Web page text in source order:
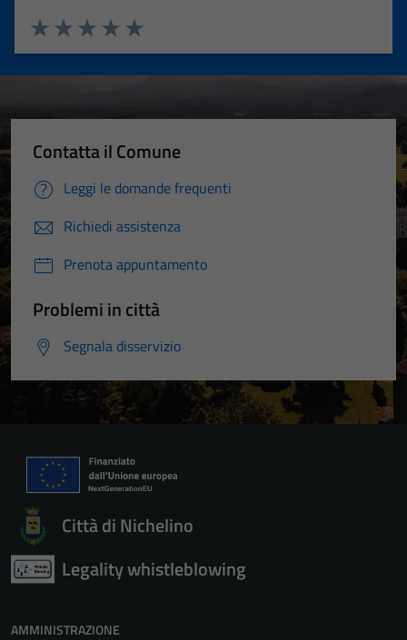
Valuta 5 stelle su 5
Valuta 4 stelle su 5
Valuta 3 stelle su 5
Valuta 2 stelle su 5
Valuta 1 stelle su 5
Contatta il Comune
Leggi le domande frequenti
Richiedi assistenza
Prenota appuntamento
Problemi in città
Segnala disservizio
Città di Nichelino
Legality whistleblowing
AMMINISTRAZIONE